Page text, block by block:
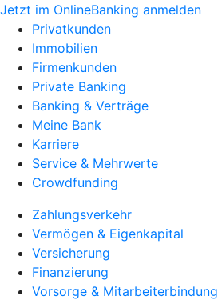
Jetzt im OnlineBanking anmelden
Privatkunden
Immobilien
Firmenkunden
Private Banking
Banking & Verträge
Meine Bank
Karriere
Service & Mehrwerte
Crowdfunding
Zahlungsverkehr
Vermögen & Eigenkapital
Versicherung
Finanzierung
Vorsorge & Mitarbeiterbindung